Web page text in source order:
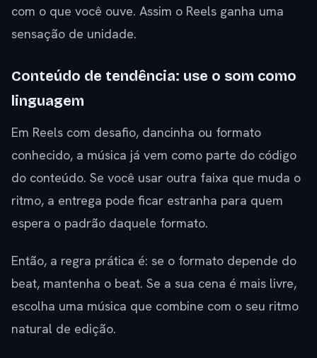
com o que você ouve. Assim o Reels ganha uma
sensação de unidade.
Conteúdo de tendência: use o som como
linguagem
Em Reels com desafio, dancinha ou formato
conhecido, a música já vem como parte do código
do conteúdo. Se você usar outra faixa que muda o
ritmo, a entrega pode ficar estranha para quem
espera o padrão daquele formato.
Então, a regra prática é: se o formato depende do
beat, mantenha o beat. Se a sua cena é mais livre,
escolha uma música que combine com o seu ritmo
natural de edição.